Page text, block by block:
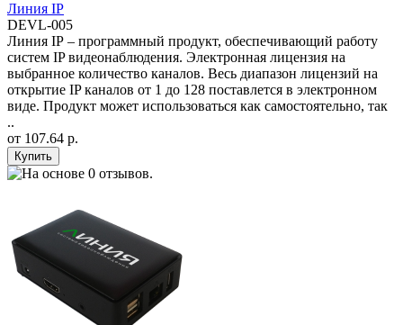
Линия IP
DEVL-005
Линия IP – программный продукт, обеспечивающий работу
систем IP видеонаблюдения. Электронная лицензия на
выбранное количество каналов. Весь диапазон лицензий на
открытие IP каналов от 1 до 128 поставлется в электронном
виде. Продукт может использоваться как самостоятельно, так
..
от 107.64 р.